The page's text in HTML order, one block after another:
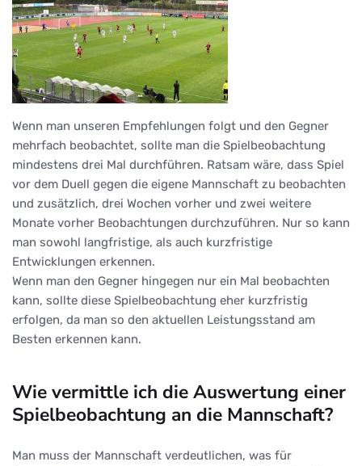
Wenn man unseren Empfehlungen folgt und den Gegner
mehrfach beobachtet, sollte man die Spielbeobachtung
mindestens drei Mal durchführen. Ratsam wäre, dass Spiel
vor dem Duell gegen die eigene Mannschaft zu beobachten
und zusätzlich, drei Wochen vorher und zwei weitere
Monate vorher Beobachtungen durchzuführen. Nur so kann
man sowohl langfristige, als auch kurzfristige
Entwicklungen erkennen.
Wenn man den Gegner hingegen nur ein Mal beobachten
kann, sollte diese Spielbeobachtung eher kurzfristig
erfolgen, da man so den aktuellen Leistungsstand am
Besten erkennen kann.
Wie vermittle ich die Auswertung einer
Spielbeobachtung an die Mannschaft?
Man muss der Mannschaft verdeutlichen, was für